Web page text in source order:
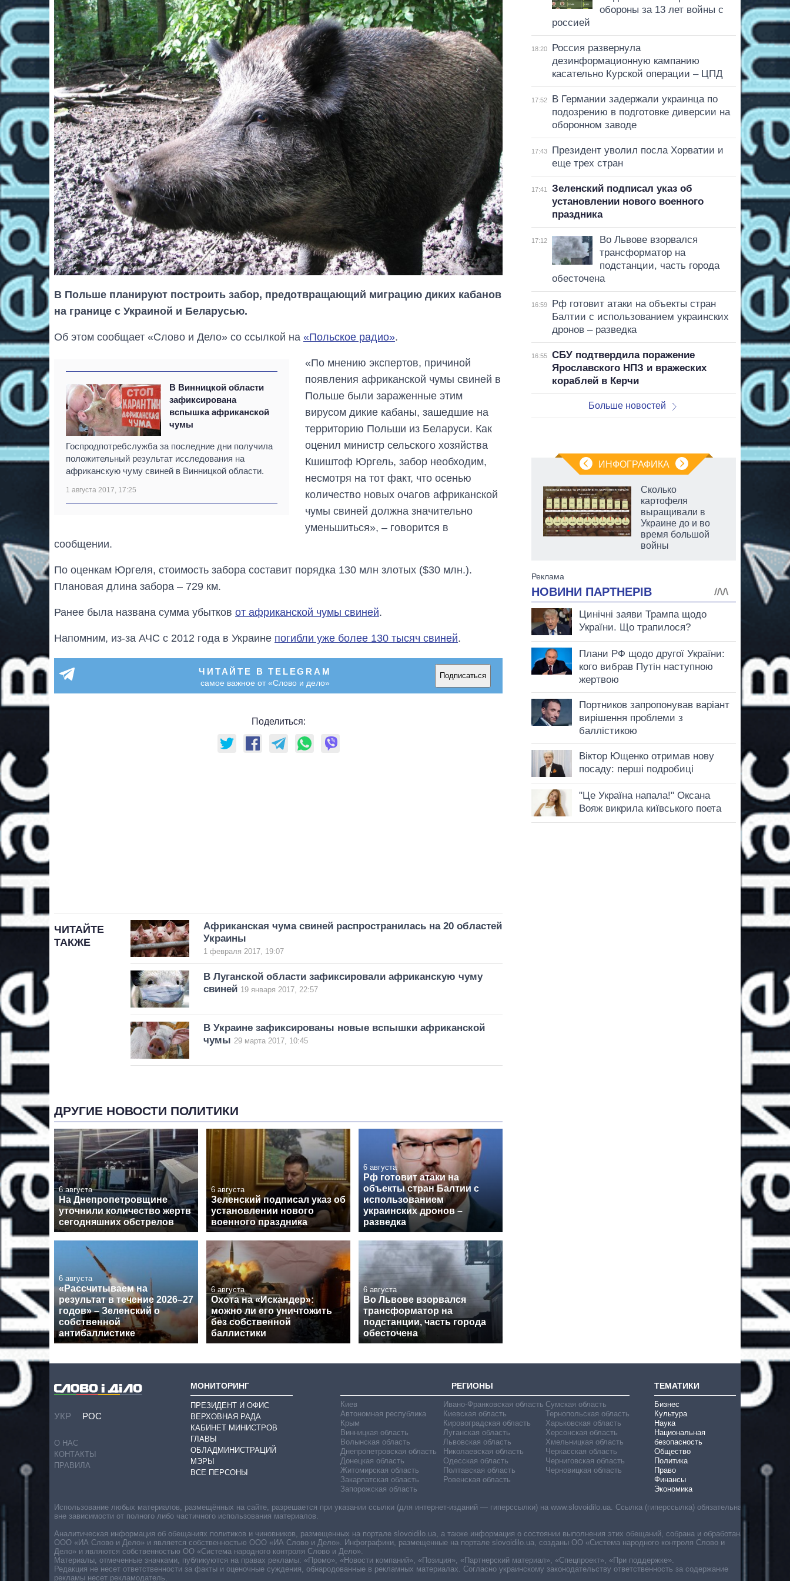
В Польше планируют построить забор, предотвращающий миграцию диких кабанов
на границе с Украиной и Беларусью.
Об этом сообщает «Слово и Дело» со ссылкой на «Польское радио».
В Винницкой области
зафиксирована
вспышка африканской
чумы
Госпродпотребслужба за последние дни получила
положительный результат исследования на
африканскую чуму свиней в Винницкой области.
1 августа 2017, 17:25
«По мнению экспертов, причиной
появления африканской чумы свиней в
Польше были зараженные этим
вирусом дикие кабаны, зашедшие на
территорию Польши из Беларуси. Как
оценил министр сельского хозяйства
Кшиштоф Юргель, забор необходим,
несмотря на тот факт, что осенью
количество новых очагов африканской
чумы свиней должна значительно
уменьшиться», – говорится в
сообщении.
По оценкам Юргеля, стоимость забора составит порядка 130 млн злотых ($30 млн.).
Плановая длина забора – 729 км.
Ранее была названа сумма убытков от африканской чумы свиней.
Напомним, из-за АЧС с 2012 года в Украине погибли уже более 130 тысяч свиней.
ЧИТАЙТЕ В TELEGRAM
самое важное от «Слово и дело»
Подписаться
Поделиться:
ЧИТАЙТЕ
ТАКЖЕ
Африканская чума свиней распространилась на 20 областей
Украины
1 февраля 2017, 19:07
В Луганской области зафиксировали африканскую чуму
свиней 19 января 2017, 22:57
В Украине зафиксированы новые вспышки африканской
чумы 29 марта 2017, 10:45
ДРУГИЕ НОВОСТИ ПОЛИТИКИ
6 августа
На Днепропетровщине
уточнили количество жертв
сегодняшних обстрелов
6 августа
Зеленский подписал указ об
установлении нового
военного праздника
6 августа
Рф готовит атаки на
объекты стран Балтии с
использованием
украинских дронов –
разведка
6 августа
«Рассчитываем на
результат в течение 2026–27
годов» – Зеленский о
собственной
антибаллистике
6 августа
Охота на «Искандер»:
можно ли его уничтожить
без собственной
баллистики
6 августа
Во Львове взорвался
трансформатор на
подстанции, часть города
обесточена
обороны за 13 лет войны с
россией
18:20
Россия развернула
дезинформационную кампанию
касательно Курской операции – ЦПД
17:52
В Германии задержали украинца по
подозрению в подготовке диверсии на
оборонном заводе
17:43
Президент уволил посла Хорватии и
еще трех стран
17:41
Зеленский подписал указ об
установлении нового военного
праздника
17:12
Во Львове взорвался
трансформатор на
подстанции, часть города
обесточена
16:59
Рф готовит атаки на объекты стран
Балтии с использованием украинских
дронов – разведка
16:55
СБУ подтвердила поражение
Ярославского НПЗ и вражеских
кораблей в Керчи
Больше новостей
ИНФОГРАФИКА
Как изменился
бюджет
Министерства
обороны за 13 лет
войны с россией
Сколько
картофеля
выращивали в
Украине до и во
время большой
войны
УКР РОС
О НАС
КОНТАКТЫ
ПРАВИЛА
МОНИТОРИНГ
ПРЕЗИДЕНТ И ОФИС
ВЕРХОВНАЯ РАДА
КАБИНЕТ МИНИСТРОВ
ГЛАВЫ
ОБЛАДМИНИСТРАЦИЙ
МЭРЫ
ВСЕ ПЕРСОНЫ
РЕГИОНЫ
Киев
Автономная республика
Крым
Винницкая область
Волынская область
Днепропетровская область
Донецкая область
Житомирская область
Закарпатская область
Запорожская область
Ивано-Франковская область
Киевская область
Кировоградская область
Луганская область
Львовская область
Николаевская область
Одесская область
Полтавская область
Ровенская область
Сумская область
Тернопольская область
Харьковская область
Херсонская область
Хмельницкая область
Черкасская область
Черниговская область
Черновицкая область
ТЕМАТИКИ
Бизнес
Культура
Наука
Национальная
безопасность
Общество
Политика
Право
Финансы
Экономика
Использование любых материалов, размещённых на сайте, разрешается при указании ссылки (для интернет-изданий — гиперссылки) на www.slovoidilo.ua. Ссылка (гиперссылка) обязательна
вне зависимости от полного либо частичного использования материалов.
Аналитическая информация об обещаниях политиков и чиновников, размещенных на портале slovoidilo.ua, а также информация о состоянии выполнения этих обещаний, собрана и обработана
ООО «ИА Слово и Дело» и является собственностью ООО «ИА Слово и Дело». Инфографики, размещенные на портале slovoidilo.ua, созданы ОО «Система народного контроля Слово и
Дело» и являются собственностью ОО «Система народного контроля Слово и Дело».
Материалы, отмеченные значками, публикуются на правах рекламы: «Промо», «Новости компаний», «Позиция», «Партнерский материал», «Спецпроект», «При поддержке».
Редакция не несет ответственности за факты и оценочные суждения, обнародованные в рекламных материалах. Согласно украинскому законодательству ответственность за содержание
рекламы несет рекламодатель.